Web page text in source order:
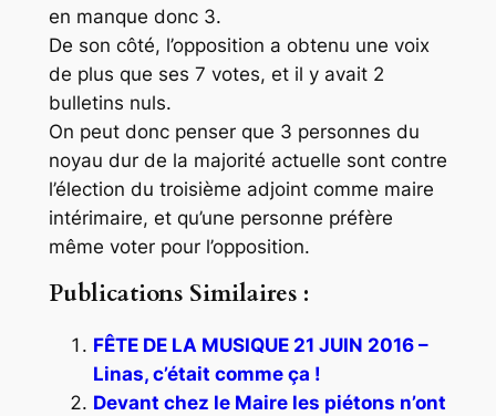
en manque donc 3.
De son côté, l’opposition a obtenu une voix
de plus que ses 7 votes, et il y avait 2
bulletins nuls.
On peut donc penser que 3 personnes du
noyau dur de la majorité actuelle sont contre
l’élection du troisième adjoint comme maire
intérimaire, et qu’une personne préfère
même voter pour l’opposition.
Publications Similaires :
FÊTE DE LA MUSIQUE 21 JUIN 2016 –
Linas, c’était comme ça !
Devant chez le Maire les piétons n’ont